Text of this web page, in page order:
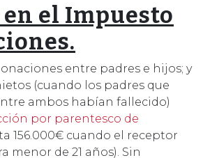
en el Impuesto
entre padres e hijos; y
(cuando los padres que
ambos habían fallecido)
por parentesco de
156.000€ cuando el receptor
menor de 21 años). Sin